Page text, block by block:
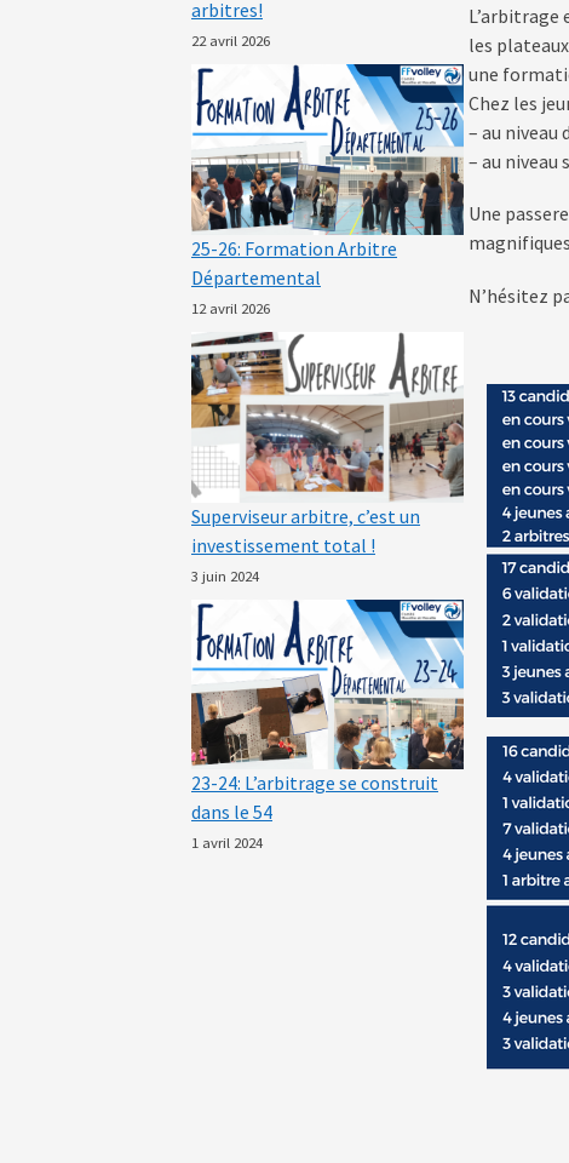
arbitres!
22 avril 2026
25-26: Formation Arbitre
Départemental
12 avril 2026
Superviseur arbitre, c’est un
investissement total !
3 juin 2024
23-24: L’arbitrage se construit
dans le 54
1 avril 2024
L’arbitrage
les
une
Chez les
– au niveau
– au niveau
Une
N’hésitez